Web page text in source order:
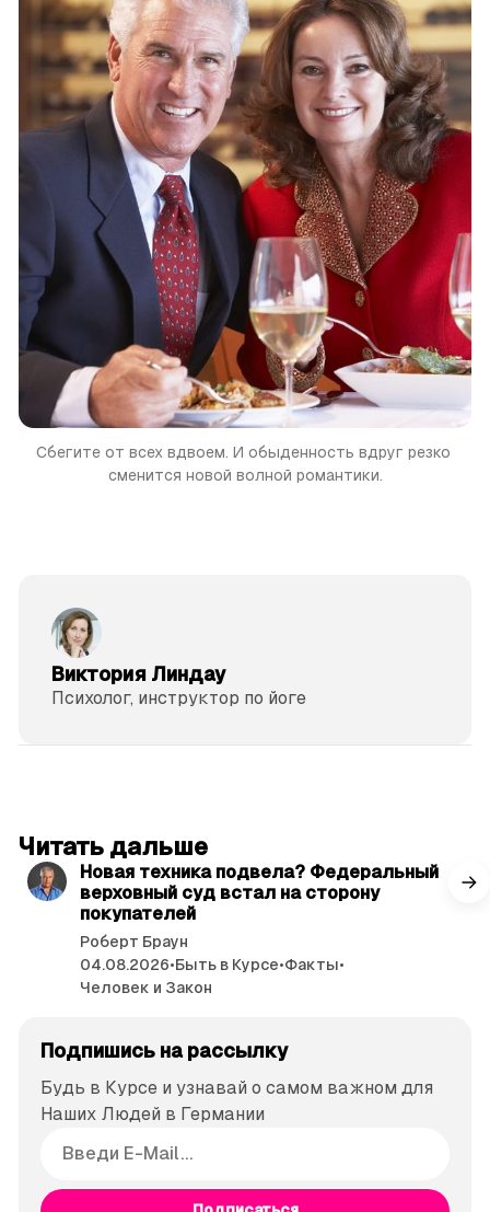
Сбегите от всех вдвоем. И обыденность вдруг резко
сменится новой волной романтики.
Виктория Линдау
Психолог, инструктор по йоге
Читать дальше
Новая техника подвела? Федеральный
верховный суд встал на сторону
покупателей
Роберт Браун
04.08.2026•Быть в Курсе•Факты•
Человек и Закон
Подпишись на рассылку
Будь в Курсе и узнавай о самом важном для
Наших Людей в Германии